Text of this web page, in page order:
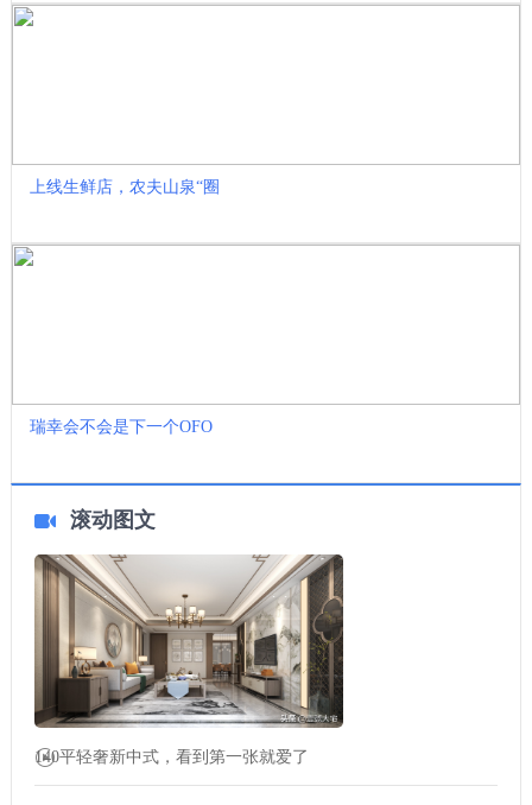
上线生鲜店，农夫山泉“圈
瑞幸会不会是下一个OFO
滚动图文
140平轻奢新中式，看到第一张就爱了